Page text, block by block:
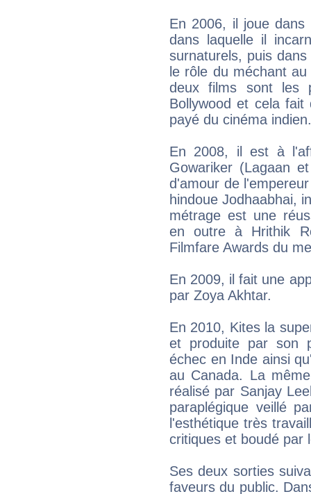
En 2006, il joue
dans laquelle il
surnaturels, puis
le rôle du méchant
deux films sont les
Bollywood et cela
payé du cinéma indien.
En 2008, il est à
Gowariker (Lagaan
d'amour de
hindoue Jodhaabhai,
métrage est une
en outre à Hrithik
Filmfare Awards du
En 2009, il fait une
par Zoya Akhtar.
En 2010, Kites la
et produite par son
échec en Inde ainsi
au Canada. La
réalisé par Sanjay
paraplégique veillé
l'esthétique très
critiques et boudé par
Ses deux sorties
faveurs du public.